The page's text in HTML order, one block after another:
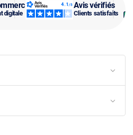
digitale
Avis vérifiés
Clients satisfaits